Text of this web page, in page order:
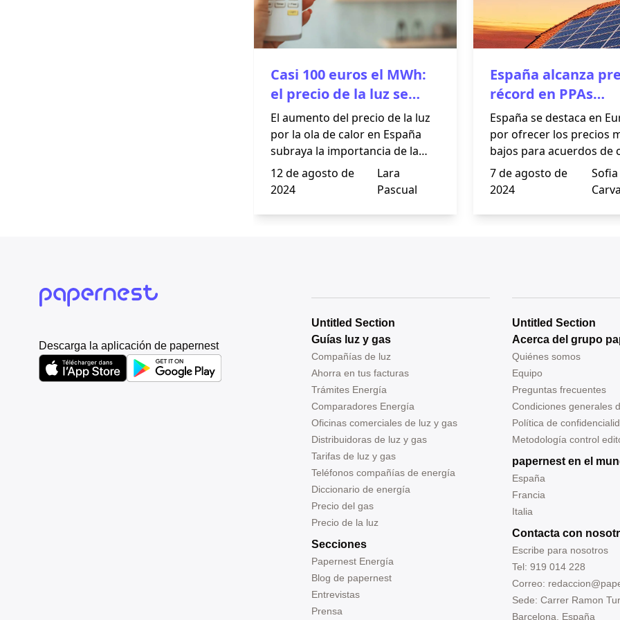
Casi 100 euros el MWh:
el precio de la luz se
dispara con la ola de
calor
El aumento del precio de la luz
por la ola de calor en España
subraya la importancia de la
eficiencia energética y las
energías renovables.
12 de agosto de
2024
Lara
Pascual
España alcanza
récord en PPAs
fotovoltaicos en
España se destaca en
por ofrecer los precios
bajos para acuerdos de
de energía fotovoltaica
Este artículo explora las
detrás de la
los precios, como las
analiza el impacto de
precios en el mercado
y los beneficios para
y consumidores,
un futuro prometedor
energía solar en el país.
7 de agosto de
2024
Sofia
Descarga la aplicación de papernest
Untitled Section
Guías luz y gas
Compañías de luz
Ahorra en tus facturas
Trámites Energía
Comparadores Energía
Oficinas comerciales de luz y gas
Distribuidoras de luz y gas
Tarifas de luz y gas
Teléfonos compañías de energía
Diccionario de energía
Precio del gas
Precio de la luz
Secciones
Papernest Energía
Blog de papernest
Entrevistas
Prensa
Untitled Section
Acerca del grupo
Quiénes somos
Equipo
Preguntas frecuentes
Condiciones generales
Política de
Metodología control
papernest en el
España
Francia
Italia
Contacta con
Escribe para nosotros
Tel: 919 014 228
Correo:
Sede: Carrer Ramon
Barcelona, España